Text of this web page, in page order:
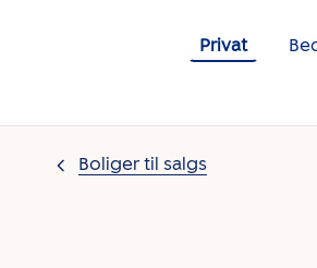
Privat
Boliger til salgs